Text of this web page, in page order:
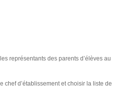
représentants des parents d’élèves au
d’établissement et choisir la liste de